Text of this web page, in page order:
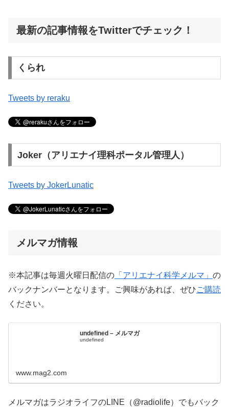
最新の記事情報をTwitterでチェック！
くられ
Tweets by reraku
Joker（アリエナイ理科ポータル管理人）
Tweets by JokerLunatic
メルマガ情報
※本記事は毎週火曜日配信の 「アリエナイ科学メルマ」 の
バックナンバーとなります。ご興味があれば、ぜひご購読
ください。
undefined – メルマガ
undefined
www.mag2.com
メルマガはラジオライフのLINE（@radiolife）でもバック